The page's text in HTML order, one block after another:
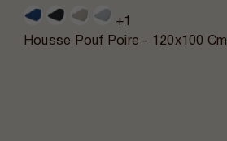
+1
Housse Pouf Poire - 120x100 Cm